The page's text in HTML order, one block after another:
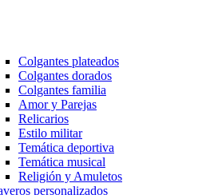
Colgantes plateados
Colgantes dorados
Colgantes familia
Amor y Parejas
Relicarios
Estilo militar
Temática deportiva
Temática musical
Religión y Amuletos
personalizados